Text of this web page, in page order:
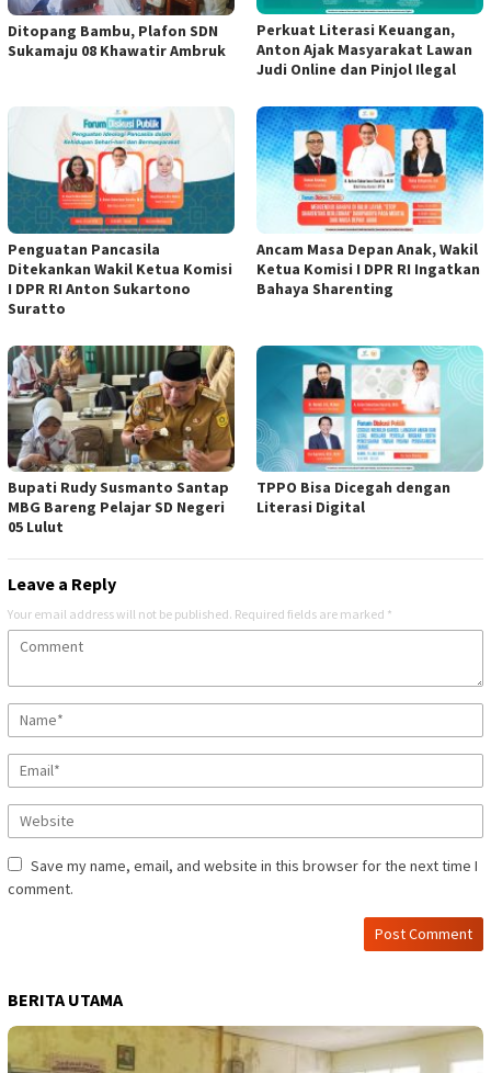
Ditopang Bambu, Plafon SDN
Sukamaju 08 Khawatir Ambruk
Perkuat Literasi Keuangan,
Anton Ajak Masyarakat Lawan
Judi Online dan Pinjol Ilegal
Penguatan Pancasila
Ditekankan Wakil Ketua Komisi
I DPR RI Anton Sukartono
Suratto
Ancam Masa Depan Anak, Wakil
Ketua Komisi I DPR RI Ingatkan
Bahaya Sharenting
Bupati Rudy Susmanto Santap
MBG Bareng Pelajar SD Negeri
05 Lulut
TPPO Bisa Dicegah dengan
Literasi Digital
Leave a Reply
Your email address will not be published. Required fields are marked *
Save my name, email, and website in this browser for the next time I
comment.
BERITA UTAMA